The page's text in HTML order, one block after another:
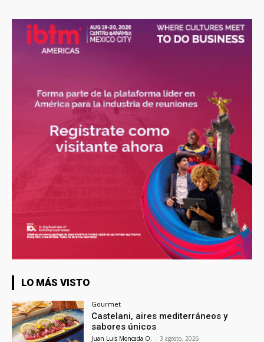
LO MÁS VISTO
Gourmet
Castelani, aires mediterráneos y
sabores únicos
Juan Luis Moncada O. - 3 agosto, 2026